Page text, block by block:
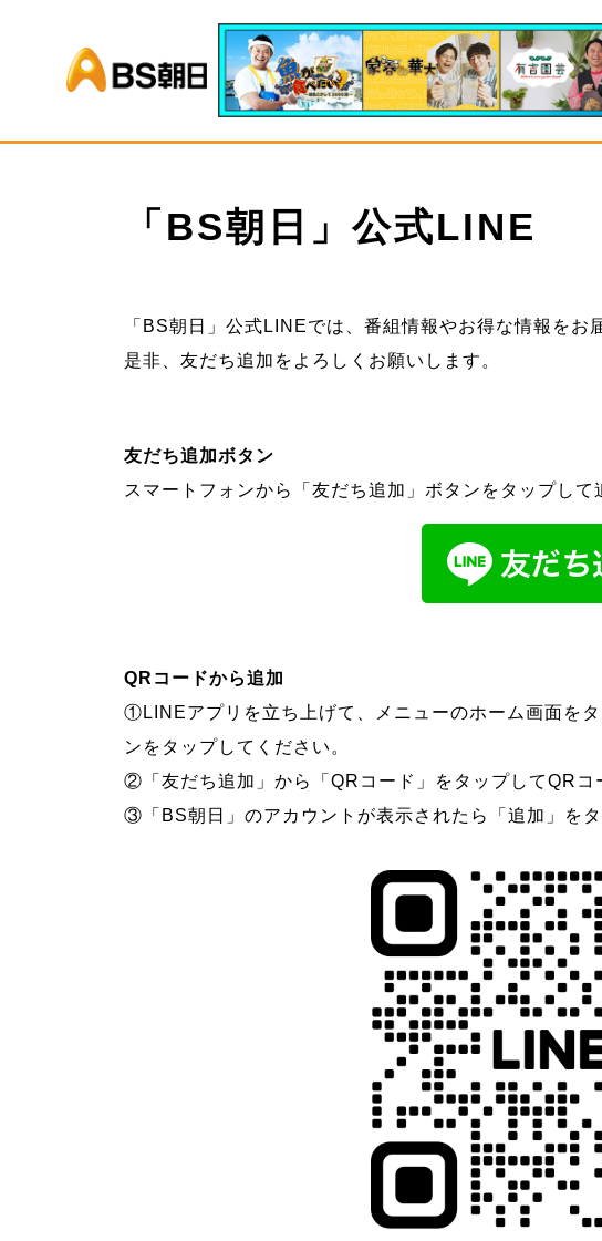
BS朝日
「BS朝日」公式LINE
「BS朝日」公式LINEでは、番組情報やお得な情報をお
是非、友だち追加をよろしくお願いします。
友だち追加ボタン
スマートフォンから「友だち追加」ボタンをタップして
QRコードから追加
①LINEアプリを立ち上げて、メニューのホーム画面を
ンをタップしてください。
②「友だち追加」から「QRコード」をタップしてQRコ
③「BS朝日」のアカウントが表示されたら「追加」をタ